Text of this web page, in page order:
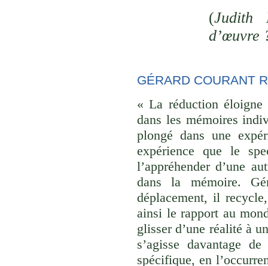
(Judith
d’œuvre
GÉRARD COURANT
« La réduction
dans les mémoires
plongé dans une
expérience que le
l’appréhender d’une
dans la mémoire.
déplacement, il
ainsi le rapport au
glisser d’une réalité à
s’agisse davantage
spécifique, en